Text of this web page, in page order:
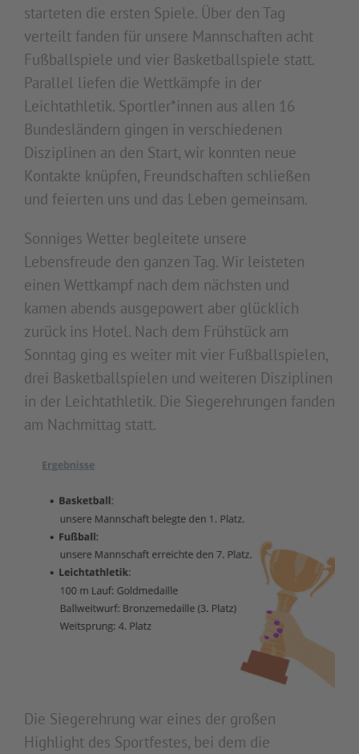
starteten die ersten Spiele. Über den Tag
verteilt fanden für unsere Mannschaften acht
Fußballspiele und vier Basketballspiele statt.
Parallel liefen die Wettkämpfe in der
Leichtathletik. Sportler*innen aus allen 16
Bundesländern gingen in verschiedenen
Disziplinen an den Start, wir konnten neue
Kontakte knüpfen, Freundschaften schließen
und feierten uns und das Leben gemeinsam.
Sonniges Wetter begleitete unsere
Lebensfreude den ganzen Tag. Wir leisteten
einen Wettkampf nach dem nächsten und
kamen abends ausgepowert aber glücklich
zurück ins Hotel. Nach dem Frühstück am
Sonntag ging es weiter mit vier Fußballspielen,
drei Basketballspielen und weiteren Disziplinen
in der Leichtathletik. Die Siegerehrungen fanden
am Nachmittag statt.
Die Siegerehrung war eines der großen
Highlight des Sportfestes, bei dem die